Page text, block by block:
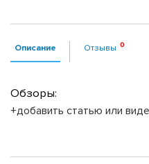
Описание Отзывы
Обзоры:
+добавить статью или